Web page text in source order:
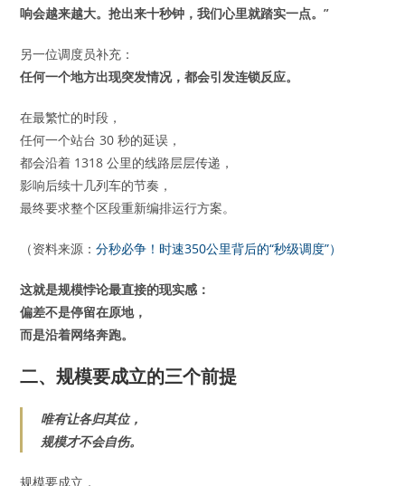
响会越来越大。抢出来十秒钟，我们心里就踏实一点。”
另一位调度员补充：
任何一个地方出现突发情况，都会引发连锁反应。
在最繁忙的时段，
任何一个站台 30 秒的延误，
都会沿着 1318 公里的线路层层传递，
影响后续十几列车的节奏，
最终要求整个区段重新编排运行方案。
（资料来源：分秒必争！时速350公里背后的“秒级调度”）
这就是规模悖论最直接的现实感：
偏差不是停留在原地，
而是沿着网络奔跑。
二、规模要成立的三个前提
唯有让各归其位，
规模才不会自伤。
规模要成立，